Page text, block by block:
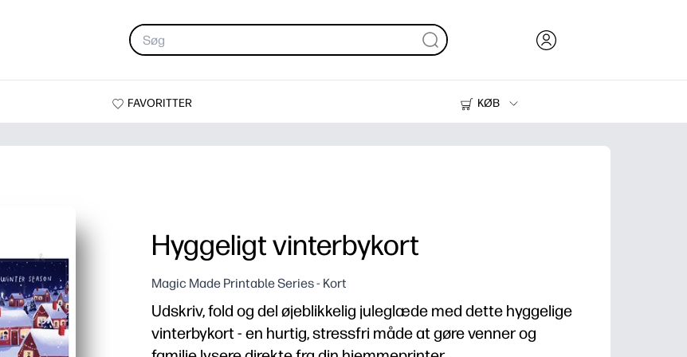
FAVORITTER
KØB
Printere
Hyggeligt vinterbykort
Magic Made Printable Series - Kort
Udskriv, fold og del øjeblikkelig juleglæde med dette hyggelige
vinterbykort - en hurtig, stressfri måde at gøre venner og